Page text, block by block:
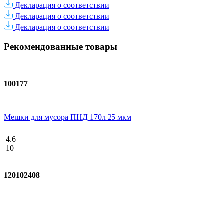
Декларация о соответствии
Декларация о соответствии
Декларация о соответствии
Рекомендованные товары
100177
Мешки для мусора ПНД 170л 25 мкм
4.6
10
+
120102408